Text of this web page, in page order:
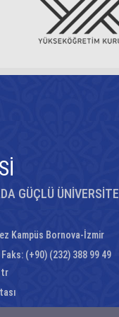
GÜÇLÜ ÜNİVERSİTE
Kampüs Bornova-İzmir
(+90) (232) 388 99 49